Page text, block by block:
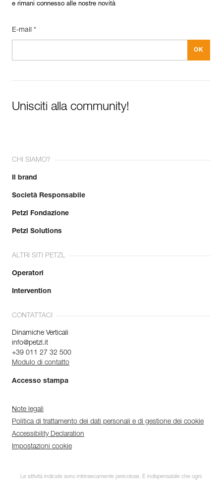
e rimani connesso alle nostre novità
E-mail *
Unisciti alla community!
CHI SIAMO?
Il brand
Società Responsabile
Petzl Fondazione
Petzl Solutions
ALTRI SITI PETZL
Operatori
Intervention
CONTATTACI
Dinamiche Verticali
info@petzl.it
+39 011 27 32 500
Modulo di contatto
Accesso stampa
Note legali
Politica di trattamento dei dati personali e di gestione dei cookie
Accessibility Declaration
Impostazioni cookie
Le attività indicate sono intrinsecamente pericolose. È indispensabile che ogni